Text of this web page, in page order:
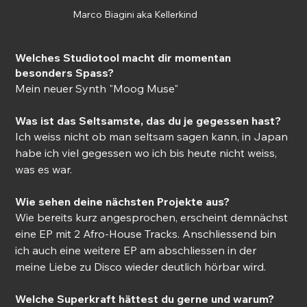
Marco Biagini aka Kellerkind
Welches Studiotool macht dir momentan
besonders Spass?
Mein neuer Synth "Moog Muse"
Was ist das Seltsamste, das du je gegessen hast?
Ich weiss nicht ob man seltsam sagen kann, in Japan
habe ich viel gegessen wo ich bis heute nicht weiss,
was es war.
Wie sehen deine nächsten Projekte aus?
Wie bereits kurz angesprochen, erscheint demnächst
eine EP mit 2 Afro-House Tracks. Anschliessend bin
ich auch eine weitere EP am abschliessen in der
meine Liebe zu Disco wieder deutlich hörbar wird.
Welche Superkraft hättest du gerne und warum?